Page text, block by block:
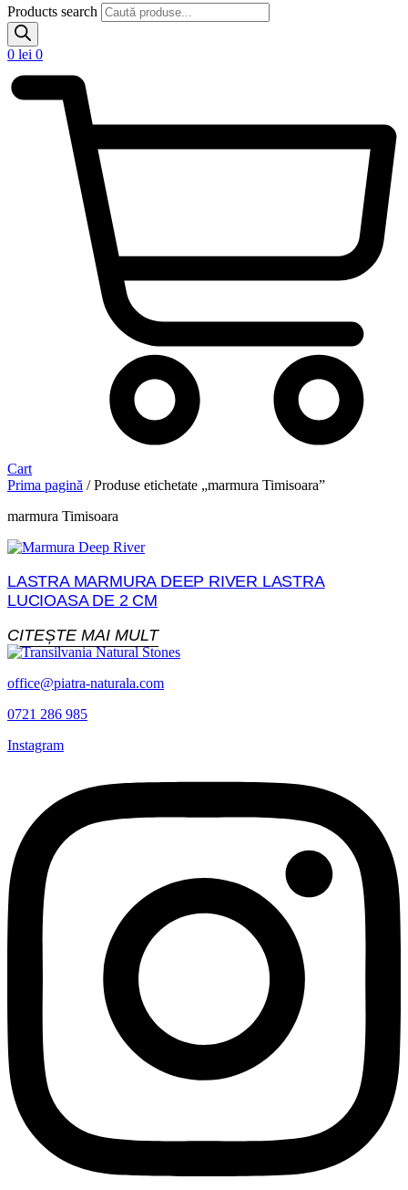
Products search
0 lei 0
Cart
Prima pagină / Produse etichetate „marmura Timisoara”
marmura Timisoara
LASTRA MARMURA DEEP RIVER LASTRA
LUCIOASA DE 2 CM
CITEȘTE MAI MULT
office@piatra-naturala.com
0721 286 985
Instagram